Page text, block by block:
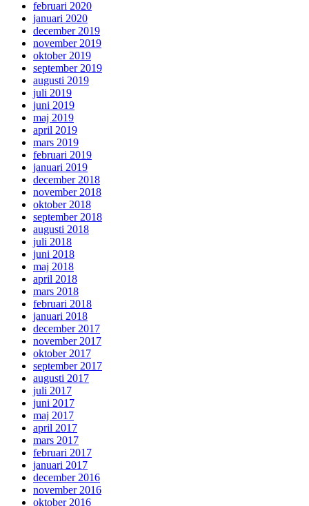
februari 2020
januari 2020
december 2019
november 2019
oktober 2019
september 2019
augusti 2019
juli 2019
juni 2019
maj 2019
april 2019
mars 2019
februari 2019
januari 2019
december 2018
november 2018
oktober 2018
september 2018
augusti 2018
juli 2018
juni 2018
maj 2018
april 2018
mars 2018
februari 2018
januari 2018
december 2017
november 2017
oktober 2017
september 2017
augusti 2017
juli 2017
juni 2017
maj 2017
april 2017
mars 2017
februari 2017
januari 2017
december 2016
november 2016
oktober 2016